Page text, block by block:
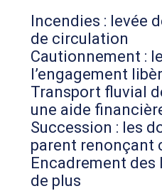
Incendies : levée
de circulation
Cautionnement :
l’engagement
Transport fluvial
une aide
Succession : les
parent renonçant
Encadrement des
de plus